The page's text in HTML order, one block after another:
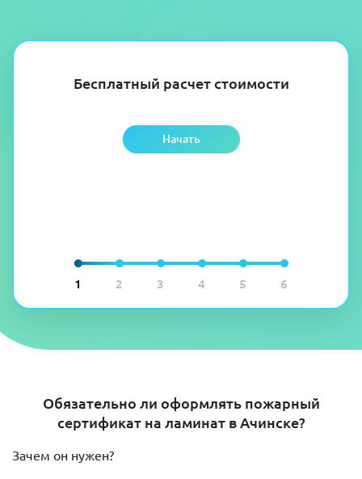
1 2 3 4 5 6
Бесплатный расчет стоимости
Начать
Обязательно ли оформлять пожарный
сертификат на ламинат в Ачинске?
Зачем он нужен?